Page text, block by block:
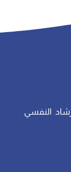
النفسي